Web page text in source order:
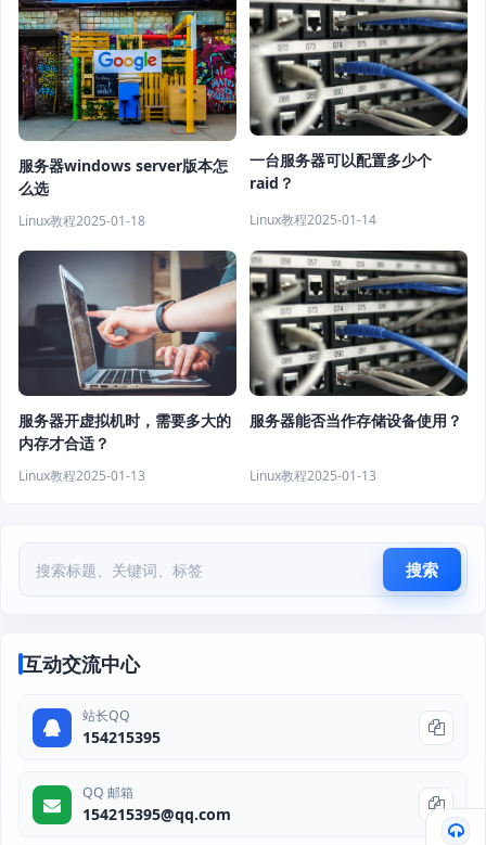
服务器windows server版本怎
么选
Linux教程2025-01-18
一台服务器可以配置多少个
raid？
Linux教程2025-01-14
服务器开虚拟机时，需要多大的
内存才合适？
Linux教程2025-01-13
服务器能否当作存储设备使用？
Linux教程2025-01-13
搜索
互动交流中心
站长QQ
154215395
QQ 邮箱
154215395@qq.com